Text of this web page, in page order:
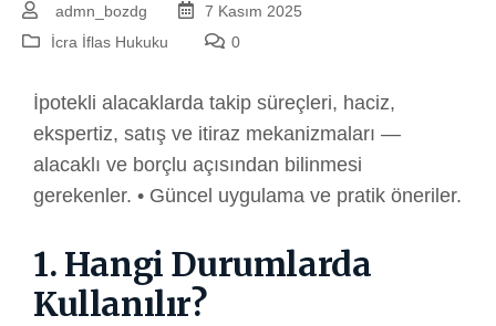
admn_bozdg
7 Kasım 2025
İcra İflas Hukuku
0
İpotekli alacaklarda takip süreçleri, haciz,
ekspertiz, satış ve itiraz mekanizmaları —
alacaklı ve borçlu açısından bilinmesi
gerekenler. • Güncel uygulama ve pratik öneriler.
1. Hangi Durumlarda
Kullanılır?